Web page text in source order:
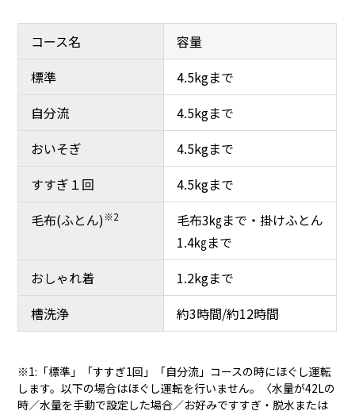
コース名
容量
標準
4.5kgまで
自分流
4.5kgまで
おいそぎ
4.5kgまで
すすぎ１回
4.5kgまで
毛布(ふとん)※2
毛布3㎏まで・掛けふとん
1.4㎏まで
おしゃれ着
1.2kgまで
槽洗浄
約3時間/約12時間
※1:「標準」「すすぎ1回」「自分流」コースの時にほぐし運転
します。以下の場合はほぐし運転を行いません。〈水量が42Lの
時／水量を手動で設定した場合／お好みですすぎ・脱水または